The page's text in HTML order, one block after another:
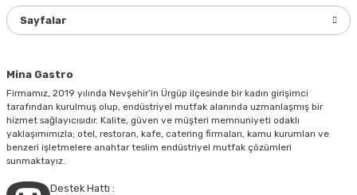
Bu ürüne benzer farklı alternatifler olmalı.
Gönder
Mina Gastro
Firmamız, 2019 yılında Nevşehir’in Ürgüp ilçesinde bir kadın girişimci
tarafından kurulmuş olup, endüstriyel mutfak alanında uzmanlaşmış bir
hizmet sağlayıcısıdır. Kalite, güven ve müşteri memnuniyeti odaklı
yaklaşımımızla; otel, restoran, kafe, catering firmaları, kamu kurumları ve
benzeri işletmelere anahtar teslim endüstriyel mutfak çözümleri
sunmaktayız.
Destek Hattı :
Sayfalar